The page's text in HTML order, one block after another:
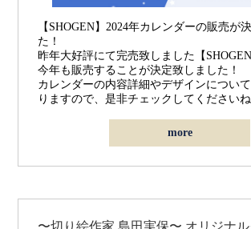
【SHOGEN】2024年カレンダーの販売が
た！
昨年大好評にて完売致しました【
今年も販売することが決定致しました！
カレンダーの内容詳細やデザインについ
りますので、是非チェックしてください
more